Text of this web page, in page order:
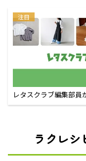
注目
レタスクラブ編集部員
ラクレ